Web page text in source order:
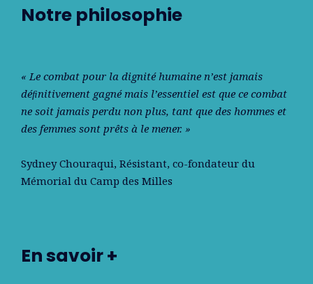
Notre philosophie
« Le combat pour la dignité humaine n’est jamais
déﬁnitivement gagné mais l’essentiel est que ce combat
ne soit jamais perdu non plus, tant que des hommes et
des femmes sont prêts à le mener. »
Sydney Chouraqui, Résistant, co-fondateur du
Mémorial du Camp des Milles
En savoir +